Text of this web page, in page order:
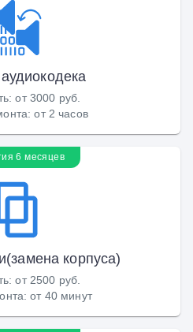
:от 3000 руб.
:от 2 часов
6 месяцев
корпуса)
:от 2500 руб.
:от 40 минут